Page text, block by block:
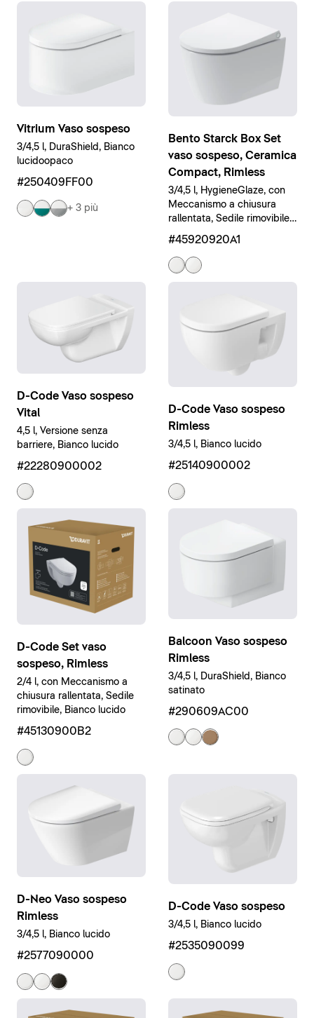
Vitrium Vaso sospeso
3/4,5 l, DuraShield, Bianco
lucidoopaco
#250409FF00
+ 3 più
Bento Starck Box Set
vaso sospeso, Ceramica
Compact, Rimless
3/4,5 l, HygieneGlaze, con
Meccanismo a chiusura
rallentata, Sedile rimovibile,
#45920920A1
D-Code Vaso sospeso
Vital
4,5 l, Versione senza
barriere, Bianco lucido
#22280900002
D-Code Vaso sospeso
Rimless
3/4,5 l, Bianco lucido
#25140900002
D-Code Set vaso
sospeso, Rimless
2/4 l, con Meccanismo a
chiusura rallentata, Sedile
rimovibile, Bianco lucido
#45130900B2
Balcoon Vaso sospeso
Rimless
3/4,5 l, DuraShield, Bianco
satinato
#290609AC00
D-Neo Vaso sospeso
Rimless
3/4,5 l, Bianco lucido
#2577090000
D-Code Vaso sospeso
3/4,5 l, Bianco lucido
#2535090099